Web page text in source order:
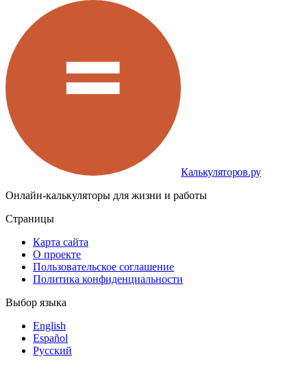
Калькуляторов.ру
Онлайн-калькуляторы для жизни и работы
Страницы
Карта сайта
О проекте
Пользовательское соглашение
Политика конфиденциальности
Выбор языка
English
Español
Русский